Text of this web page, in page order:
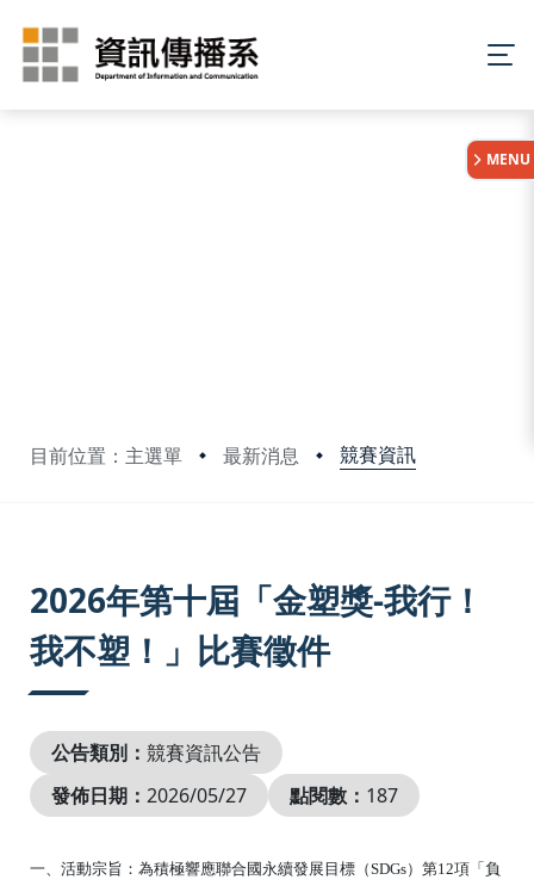
目前位置：主選單 最新消息 競賽資訊
MENU
2026年第十屆「金塑獎-我行！
我不塑！」比賽徵件
公告類別： 競賽資訊公告
發佈日期： 2026/05/27 點閱數： 187
一、活動宗旨：為積極響應聯合國永續發展目標（SDGs）第12項「負